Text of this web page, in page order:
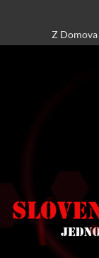
content
Z Domova